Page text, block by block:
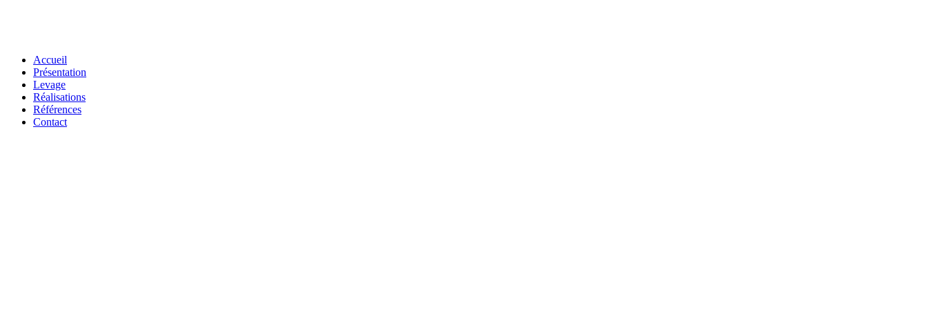
Accueil
Présentation
Levage
Réalisations
Références
Contact